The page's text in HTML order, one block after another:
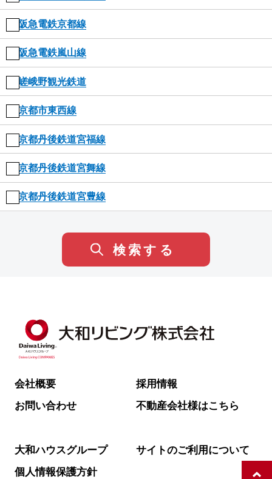
阪急電鉄京都線
阪急電鉄嵐山線
嵯峨野観光鉄道
京都市東西線
京都丹後鉄道宮福線
京都丹後鉄道宮舞線
京都丹後鉄道宮豊線
検索する
会社概要
採用情報
お問い合わせ
不動産会社様はこちら
大和ハウスグループ
サイトのご利用について
個人情報保護方針